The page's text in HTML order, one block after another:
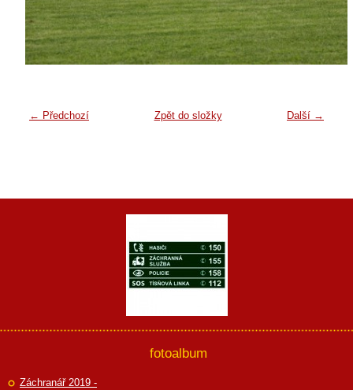
← Předchozí Další →
Zpět do složky
fotoalbum
Záchranář 2019 -